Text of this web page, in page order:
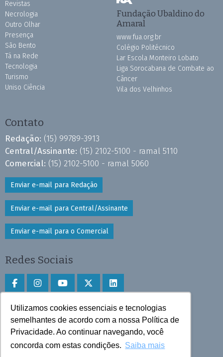
Utilizamos cookies essenciais e tecnologias
semelhantes de acordo com a nossa Política de
Privacidade. Ao continuar navegando, você
concorda com estas condições. Saiba mais
Revistas
Necrologia
Outro Olhar
Presença
São Bento
Tá na Rede
Tecnologia
Turismo
Uniso Ciência
Fundação Ubaldino do
Amaral
www.fua.org.br
Colégio Politécnico
Lar Escola Monteiro Lobato
Liga Sorocabana de Combate ao
Câncer
Vila dos Velhinhos
Contato
Redação: (15) 99789-3913
Central/Assinante: (15) 2102-5100 - ramal 5110
Comercial: (15) 2102-5100 - ramal 5060
Enviar e-mail para Redação
Enviar e-mail para Central/Assinante
Enviar e-mail para o Comercial
Redes Sociais
Faça download do aplicativo
Play Store e App Store